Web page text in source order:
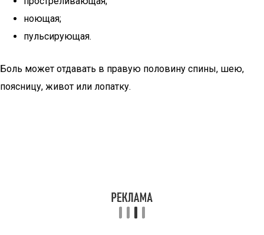
ноющая;
пульсирующая.
Боль может отдавать в правую половину спины, шею,
поясницу, живот или лопатку.